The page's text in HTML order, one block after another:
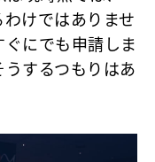
けではありませ
にでも申請しま
するつもりはあ